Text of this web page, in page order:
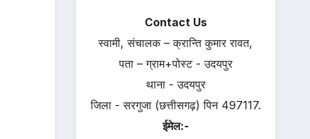
Contact Us
स्वामी, संचालक – क्रान्ति कुमार रावत,
पता – ग्राम+पोस्ट - उदयपुर
थाना - उदयपुर
जिला - सरगुजा (छत्तीसगढ़) पिन 497117.
ईमेल:-